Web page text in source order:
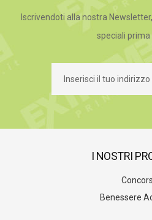
Iscrivendoti alla nostra
speciali prima
I NOSTRI
Benessere